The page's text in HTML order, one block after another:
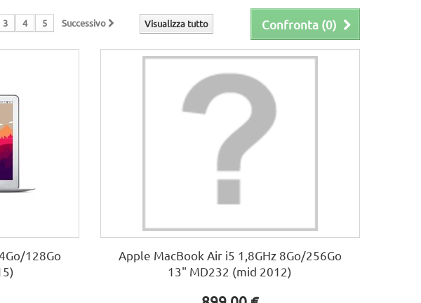
Confronta (0)
Visualizza tutto
3 4 5 Successivo
128Go
Apple MacBook Air i5 1,8GHz 8Go/256Go
13" MD232 (mid 2012)